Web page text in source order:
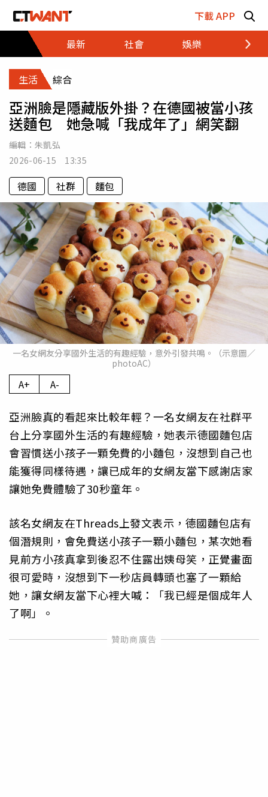
下載 APP
最新
社會 娛樂 財經
生活 綜合
亞洲臉是隱藏版外掛？在德國被當小孩
送麵包 她急喊「我成年了」網笑翻
編輯： 朱凱弘
2026-06-15 13:35
德國 社群 麵包
一名女網友分享國外生活的有趣經驗，意外引發共鳴。（示意圖／
photoAC）
A+ A-
亞洲臉真的看起來比較年輕？一名女網友在社群平
台上分享國外生活的有趣經驗，她表示德國麵包店
會習慣送小孩子一顆免費的小麵包，沒想到自己也
能獲得同樣待遇，讓已成年的女網友當下感謝店家
讓她免費體驗了30秒童年。
該名女網友在Threads上發文表示，德國麵包店有
個潛規則，會免費送小孩子一顆小麵包，某次她看
見前方小孩真拿到後忍不住露出姨母笑，正覺畫面
很可愛時，沒想到下一秒店員轉頭也塞了一顆給
她，讓女網友當下心裡大喊：「我已經是個成年人
了啊」。